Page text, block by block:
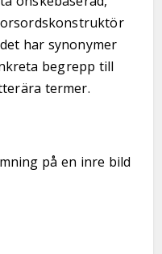
har synonymer
begrepp till
termer.
på en inre bild